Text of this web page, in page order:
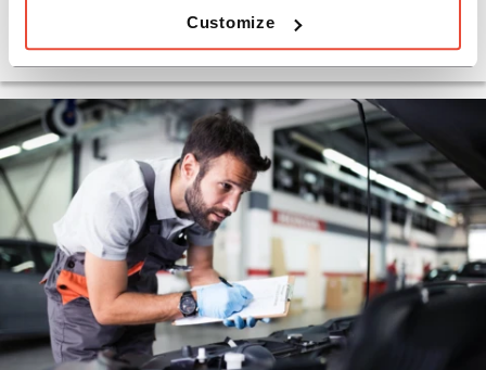
Customize
Entwicklung und Umsetzung des für Sie
passenden Production Footprints.